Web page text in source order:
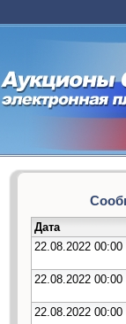
Дата
22.08.2022 00:00
22.08.2022 00:00
22.08.2022 00:00